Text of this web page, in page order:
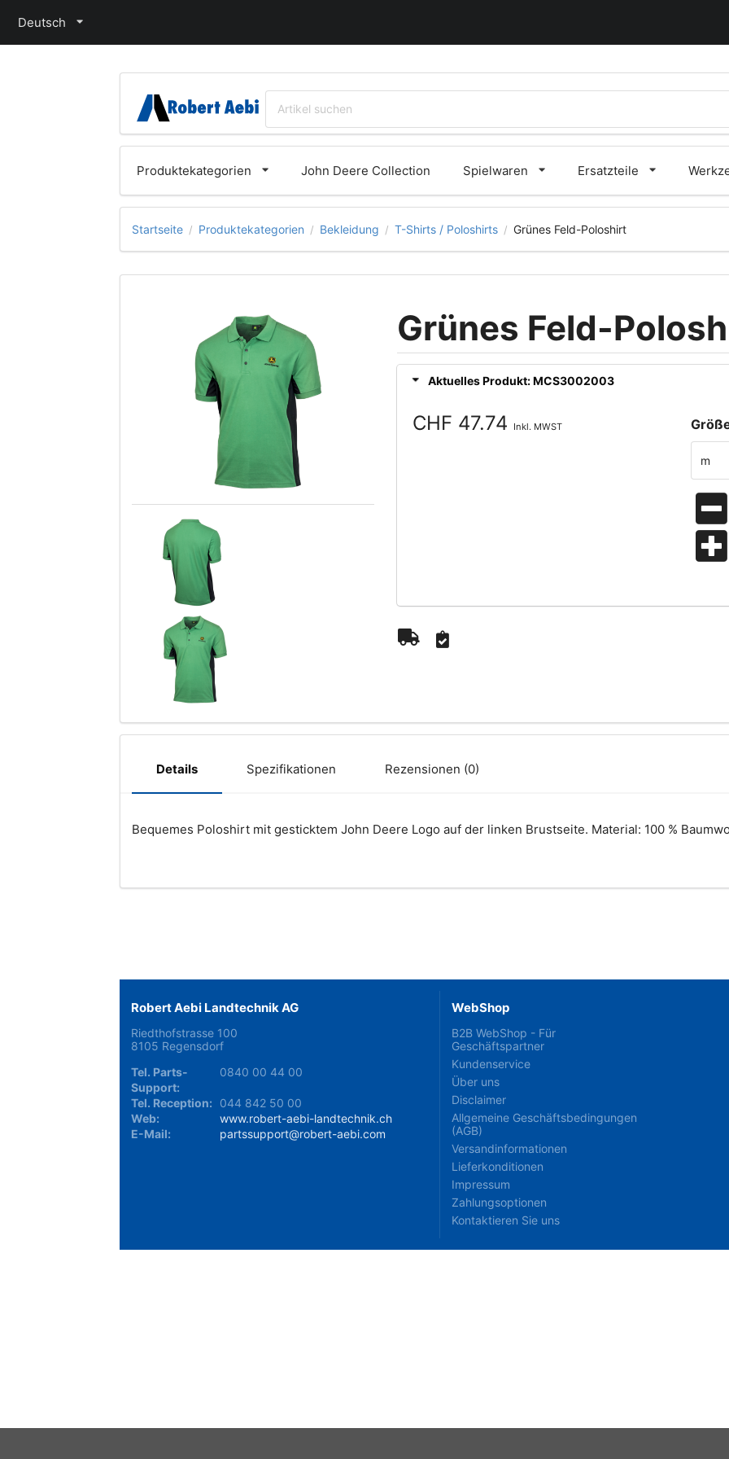
Deutsch
Produktekategorien John Deere Collection Spielwaren Ersatzteile
Startseite / Produktekategorien / Bekleidung / T-Shirts / Poloshirts / Grünes Feld-Poloshirt
Grünes Feld-
Aktuelles Produkt: MCS3002003
CHF 47.74 Inkl. MWST
Details Spezifikationen Rezensionen (0)
Bequemes Poloshirt mit gesticktem John Deere Logo auf der linken Brustseite. Material: 100 %
Robert Aebi Landtechnik AG
Riedthofstrasse 100
8105 Regensdorf
Tel. Parts-
Support:
0840 00 44 00
Tel. Reception:
044 842 50 00
Web:
www.robert-aebi-landtechnik.ch
E-Mail:
partssupport@robert-aebi.com
WebShop
B2B WebShop - Für
Geschäftspartner
Kundenservice
Über uns
Disclaimer
Allgemeine Geschäftsbedingungen
(AGB)
Versandinformationen
Lieferkonditionen
Impressum
Zahlungsoptionen
Kontaktieren Sie uns